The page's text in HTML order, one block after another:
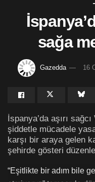
sağa
Gazedda 16
İspanya’da aşırı
şiddetle mücadele
karşı bir araya gelen
şehirde gösteri
“Eşitlikte bir adım bile